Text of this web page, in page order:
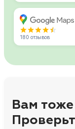
180 отзывов
Вам